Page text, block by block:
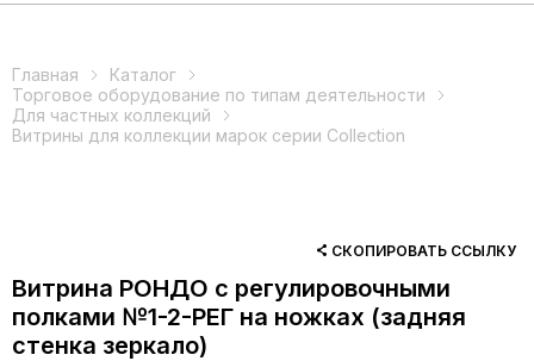
Главная
Каталог
Торговое оборудование по типам деятельности
Для частных коллекций
Витрины для коллекции марок серии Collection
СКОПИРОВАТЬ ССЫЛКУ
Витрина РОНДО с регулировочными
полками №1-2-РЕГ на ножках (задняя
стенка зеркало)